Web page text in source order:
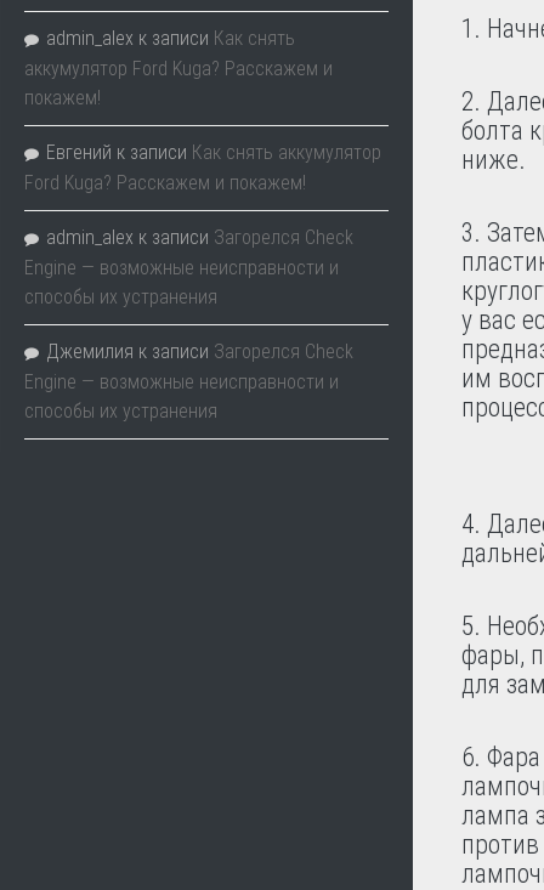
1.
2.
болта
ниже.
3.
у вас
им
4.
5.
фары,
для
6.
лампа
admin_alex к записи Как снять
аккумулятор Ford Kuga? Расскажем и
покажем!
Евгений к записи Как снять аккумулятор
Ford Kuga? Расскажем и покажем!
admin_alex к записи Загорелся Check
Engine — возможные неисправности и
способы их устранения
Джемилия к записи Загорелся Check
Engine — возможные неисправности и
способы их устранения